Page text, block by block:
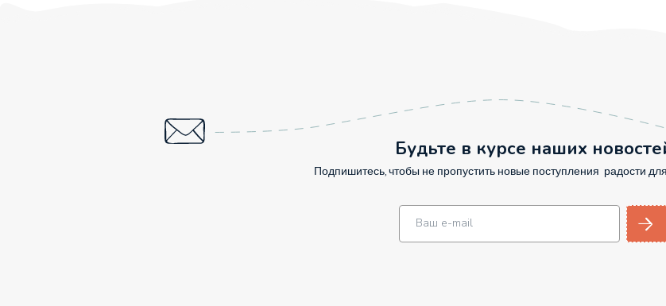
Будьте в курсе наших
Подпишитесь, чтобы не пропустить новые поступления радости